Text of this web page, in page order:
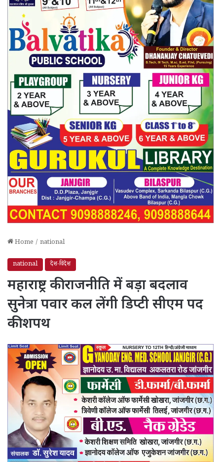
Home / national
national देश-विदेश
महाराष्ट्र की राजनीति में बड़ा बदलाव
सुनेत्रा पवार कल लेंगी डिप्टी सीएम पद
की शपथ